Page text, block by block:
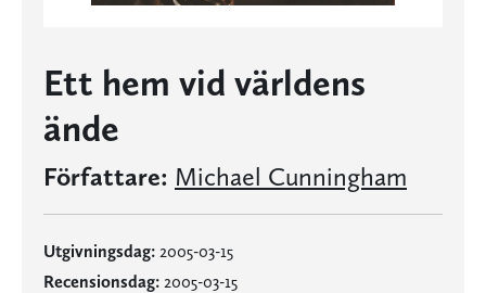
Ett hem vid världens
ände
Författare: Michael Cunningham
Utgivningsdag: 2005-03-15
Recensionsdag: 2005-03-15